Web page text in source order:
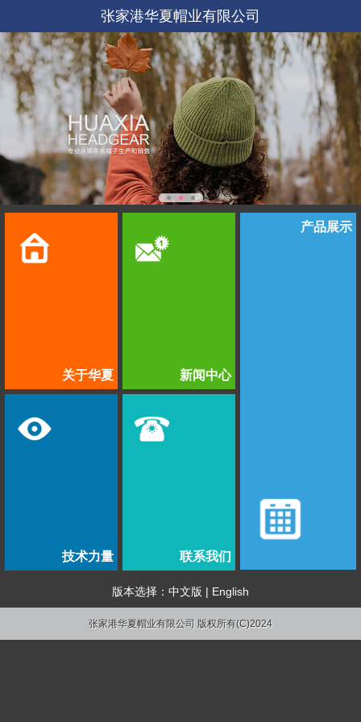
张家港华夏帽业有限公司
关于华夏 新闻中心
产品展示
技术力量 联系我们
版本选择： 中文版 | English
张家港华夏帽业有限公司 版权所有(C)2024